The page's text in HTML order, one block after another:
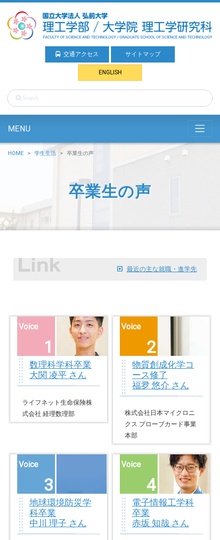
交通アクセス サイトマップ
ENGLISH
MENU
HOME 学生生活 卒業生の声
卒業生の声
最近の主な就職・進学先
Voice
1
数理科学科卒業
大関 凌平 さん
ライフネット生命保険株
式会社 経理数理部
Voice
2
物質創成化学コ
ース修了
福夛 悠介 さん
株式会社日本マイクロニ
クス プローブカード事業
本部
Voice
3
地球環境防災学
科卒業
中川 理子 さん
Voice
4
電子情報工学科
卒業
赤坂 知哉 さん